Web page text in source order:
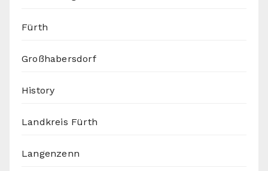
Fürth
Großhabersdorf
History
Landkreis Fürth
Langenzenn